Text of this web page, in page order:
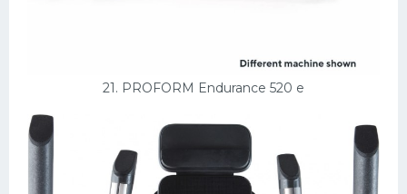
21. PROFORM Endurance 520 e